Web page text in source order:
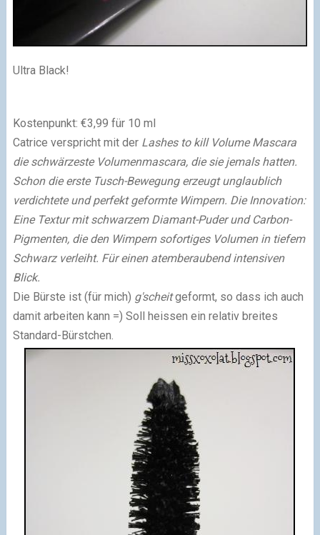
Ultra Black!
Kostenpunkt: €3,99 für 10 ml
Catrice verspricht mit der Lashes to kill Volume Mascara
die schwärzeste Volumenmascara, die sie jemals hatten.
Schon die erste Tusch-Bewegung erzeugt unglaublich
verdichtete und perfekt geformte Wimpern. Die Innovation:
Eine Textur mit schwarzem Diamant-Puder und Carbon-
Pigmenten, die den Wimpern sofortiges Volumen in tiefem
Schwarz verleiht. Für einen atemberaubend intensiven
Blick.
Die Bürste ist (für mich) g'scheitgeformt, so dass ich auch
damit arbeiten kann =) Soll heissen ein relativ breites
Standard-Bürstchen.